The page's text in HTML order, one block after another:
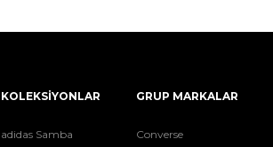
KOLEKSİYONLAR
adidas Samba
GRUP MARKALAR
Converse